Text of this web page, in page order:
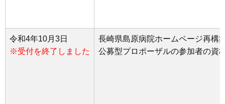
令和4年10月3日
※受付を終了しました
長崎県島原病院ホームページ再構
公募型プロポーザルの参加者の資